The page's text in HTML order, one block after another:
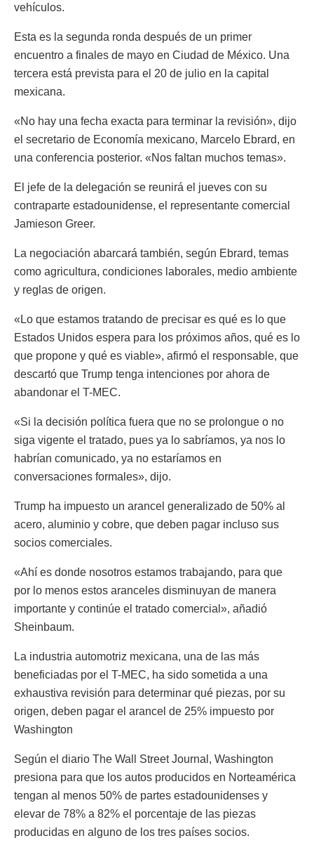
vehículos.
Esta es la segunda ronda después de un primer
encuentro a finales de mayo en Ciudad de México. Una
tercera está prevista para el 20 de julio en la capital
mexicana.
«No hay una fecha exacta para terminar la revisión», dijo
el secretario de Economía mexicano, Marcelo Ebrard, en
una conferencia posterior. «Nos faltan muchos temas».
El jefe de la delegación se reunirá el jueves con su
contraparte estadounidense, el representante comercial
Jamieson Greer.
La negociación abarcará también, según Ebrard, temas
como agricultura, condiciones laborales, medio ambiente
y reglas de origen.
«Lo que estamos tratando de precisar es qué es lo que
Estados Unidos espera para los próximos años, qué es lo
que propone y qué es viable», afirmó el responsable, que
descartó que Trump tenga intenciones por ahora de
abandonar el T-MEC.
«Si la decisión política fuera que no se prolongue o no
siga vigente el tratado, pues ya lo sabríamos, ya nos lo
habrían comunicado, ya no estaríamos en
conversaciones formales», dijo.
Trump ha impuesto un arancel generalizado de 50% al
acero, aluminio y cobre, que deben pagar incluso sus
socios comerciales.
«Ahí es donde nosotros estamos trabajando, para que
por lo menos estos aranceles disminuyan de manera
importante y continúe el tratado comercial», añadió
Sheinbaum.
La industria automotriz mexicana, una de las más
beneficiadas por el T-MEC, ha sido sometida a una
exhaustiva revisión para determinar qué piezas, por su
origen, deben pagar el arancel de 25% impuesto por
Washington
Según el diario The Wall Street Journal, Washington
presiona para que los autos producidos en Norteamérica
tengan al menos 50% de partes estadounidenses y
elevar de 78% a 82% el porcentaje de las piezas
producidas en alguno de los tres países socios.